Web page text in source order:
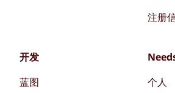
注册
开发
蓝图
个人